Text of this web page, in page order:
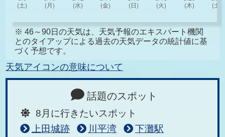
※ 46～90日の天気は、天気予報のエキスパート機関
とのタイアップによる過去の天気データの統計値に基
づく予想です。
天気アイコンの意味について
話題のスポット
8月に行きたいスポット
上田城跡
川平湾
下灘駅